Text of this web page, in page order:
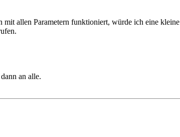
mit allen Parametern funktioniert, würde ich eine kleine
an alle.